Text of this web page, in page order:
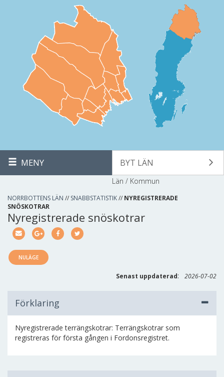
MENY BYT LÄN
Län / Kommun
NORRBOTTENS LÄN // SNABBSTATISTIK// NYREGISTRERADE
SNÖSKOTRAR
Nyregistrerade snöskotrar
NULÄGE
Senast uppdaterad: 2026-07-02
Förklaring
Nyregistrerade terrängskotrar: Terrängskotrar som
registreras för första gången i Fordonsregistret.